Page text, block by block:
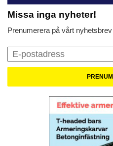
Missa inga nyheter!
Prenumerera på vårt